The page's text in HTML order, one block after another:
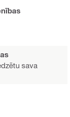
sava